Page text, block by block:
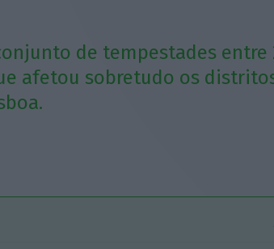
de tempestades entre
afetou sobretudo os